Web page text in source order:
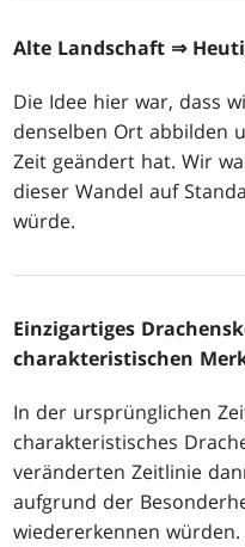
Alte Landschaft ⇒
Die Idee hier war, dass
denselben Ort abbilden
Zeit geändert hat. Wir
dieser Wandel auf
würde.
Einzigartiges
charakteristischen
In der ursprünglichen
charakteristisches
veränderten Zeitlinie
aufgrund der
wiedererkennen